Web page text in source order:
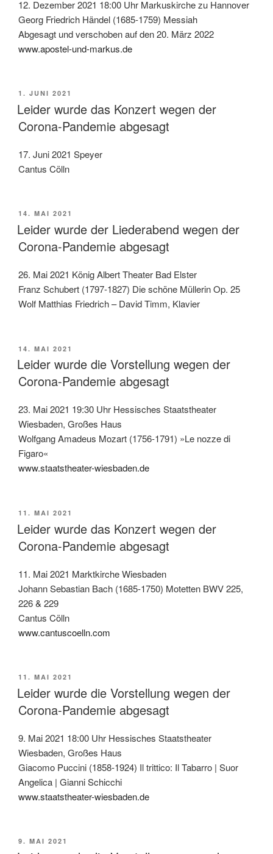
12. Dezember 2021 18:00 Uhr Markuskirche zu Hannover
Georg Friedrich Händel (1685-1759) Messiah
Abgesagt und verschoben auf den 20. März 2022
www.apostel-und-markus.de
VERÖFFENTLICHT
AM
1. JUNI 2021
Leider wurde das Konzert wegen der
Corona-Pandemie abgesagt
17. Juni 2021 Speyer
Cantus Cölln
VERÖFFENTLICHT
AM
14. MAI 2021
Leider wurde der Liederabend wegen der
Corona-Pandemie abgesagt
26. Mai 2021 König Albert Theater Bad Elster
Franz Schubert (1797-1827) Die schöne Müllerin Op. 25
Wolf Matthias Friedrich – David Timm, Klavier
VERÖFFENTLICHT
AM
14. MAI 2021
Leider wurde die Vorstellung wegen der
Corona-Pandemie abgesagt
23. Mai 2021 19:30 Uhr Hessisches Staatstheater
Wiesbaden, Großes Haus
Wolfgang Amadeus Mozart (1756-1791) »Le nozze di
Figaro«
www.staatstheater-wiesbaden.de
VERÖFFENTLICHT
AM
11. MAI 2021
Leider wurde das Konzert wegen der
Corona-Pandemie abgesagt
11. Mai 2021 Marktkirche Wiesbaden
Johann Sebastian Bach (1685-1750) Motetten BWV 225,
226 & 229
Cantus Cölln
www.cantuscoelln.com
VERÖFFENTLICHT
AM
11. MAI 2021
Leider wurde die Vorstellung wegen der
Corona-Pandemie abgesagt
9. Mai 2021 18:00 Uhr Hessisches Staatstheater
Wiesbaden, Großes Haus
Giacomo Puccini (1858-1924) Il trittico: Il Tabarro | Suor
Angelica | Gianni Schicchi
www.staatstheater-wiesbaden.de
VERÖFFENTLICHT
AM
9. MAI 2021